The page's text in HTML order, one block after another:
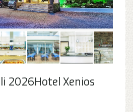
2026Hotel Xenios